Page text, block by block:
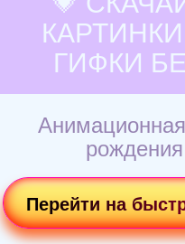
ГИФКИ
Перейти на